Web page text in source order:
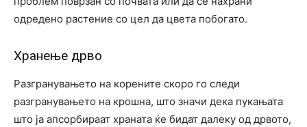
одредено растение со цел да цвета побогато.
Хранење дрво
Разгранувањето на корените скоро го следи
разгранувањето на крошна, што значи дека пукањата
што ја апсорбираат храната ќе бидат далеку од дрвото,